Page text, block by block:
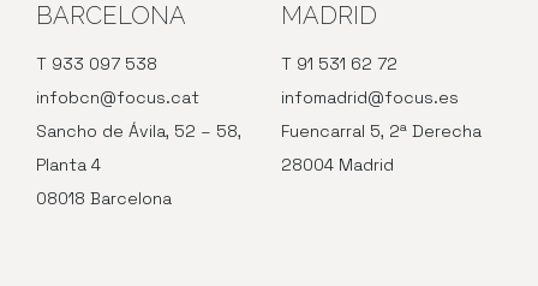
BARCELONA
T 933 097 538
infobcn@focus.cat
Sancho de Ávila, 52 – 58,
Planta 4
08018 Barcelona
MADRID
T 91 531 62 72
infomadrid@focus.es
Fuencarral 5, 2ª Derecha
28004 Madrid